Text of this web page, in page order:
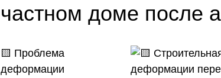
частном доме после
🟨 Проблема
деформации